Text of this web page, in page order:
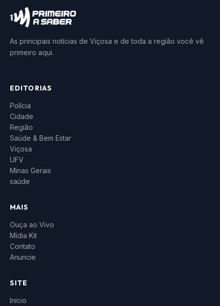
As principais notícias de Viçosa e de toda a região você vê
primeiro aqui.
EDITORIAS
Polícia
Cidade
Região
Saúde & Bem Estar
Viçosa
UFV
Minas Gerais
saúde
MAIS
Ouça ao Vivo
Mídia Kit
Contato
Anuncie
SITE
Início